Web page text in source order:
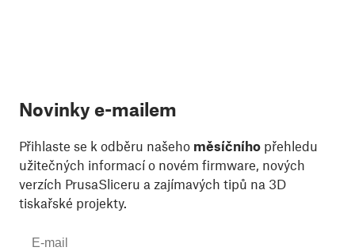
Novinky e-mailem
Přihlaste se k odběru našeho měsíčního přehledu
užitečných informací o novém firmware, nových
verzích PrusaSliceru a zajímavých tipů na 3D
tiskařské projekty.